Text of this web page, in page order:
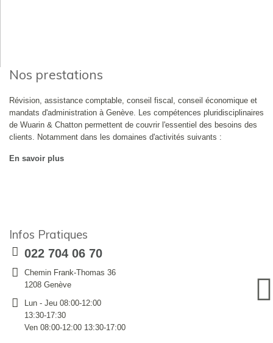
Nos prestations
Révision, assistance comptable, conseil fiscal, conseil économique et
mandats d'administration à Genève. Les compétences pluridisciplinaires
de Wuarin & Chatton permettent de couvrir l'essentiel des besoins des
clients. Notamment dans les domaines d'activités suivants :
En savoir plus
Infos Pratiques
022 704 06 70
Chemin Frank-Thomas 36
1208 Genève
Lun - Jeu 08:00-12:00
13:30-17:30
Ven 08:00-12:00 13:30-17:00